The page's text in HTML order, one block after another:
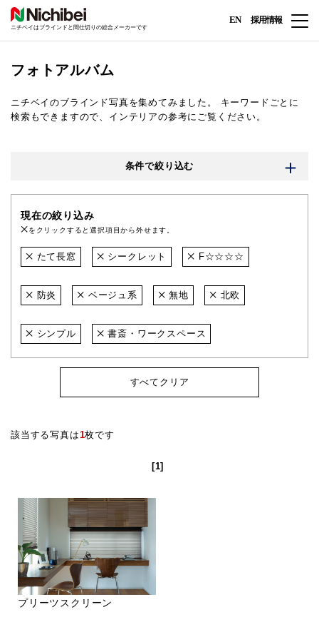
ニチベイはブラインドと間仕切りの総合メーカーです
EN 採用情報
フォトアルバム
ニチベイのブラインド写真を集めてみました。
キーワードごとに
検索もできますので、インテリアの参考にご覧ください。
条件で絞り込む
現在の絞り込み
をクリックすると選択項目から外せます。
たて長窓 シークレット F☆☆☆☆
防炎 ベージュ系 無地 北欧
シンプル 書斎・ワークスペース
すべてクリア
該当する写真は1枚です
[1]
プリーツスクリーン